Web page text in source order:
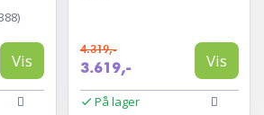
Vis
4.319,-
3.619,- Vis
På lager